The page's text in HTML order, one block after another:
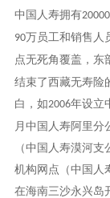
中国人寿拥有
90万员工和销售人
点无死角覆盖，东
结束了西藏无寿险
白，如2006年设立
月中国人寿阿里分
（中国人寿漠河
机构网点（中国人
在海南三沙永兴岛